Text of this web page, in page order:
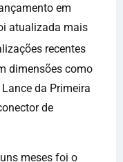
em
atualizada mais
recentes
dimensões como
da Primeira
de
meses foi o